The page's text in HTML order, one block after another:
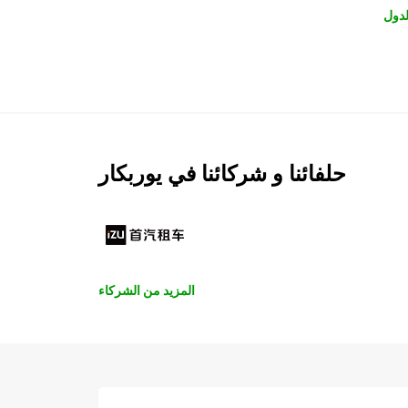
حلفائنا و شركائنا في يوربكار
المزيد من الشركاء